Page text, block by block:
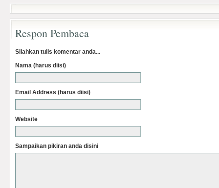
Respon Pembaca
Silahkan tulis komentar anda...
Nama (harus diisi)
Email Address (harus diisi)
Website
Sampaikan pikiran anda disini